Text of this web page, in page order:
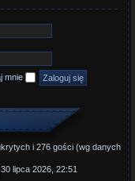
mnie
i 276 gości (wg danych
lipca 2026, 22:51